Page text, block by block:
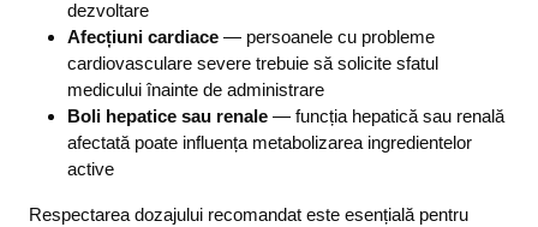
dezvoltare
Afecțiuni cardiace — persoanele cu probleme
cardiovasculare severe trebuie să solicite sfatul
medicului înainte de administrare
Boli hepatice sau renale — funcția hepatică sau renală
afectată poate influența metabolizarea ingredientelor
active
Respectarea dozajului recomandat este esențială pentru